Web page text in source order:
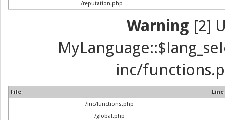
/reputation.php
Warning [2]
inc/
File
Line
/inc/functions.php
/global.php